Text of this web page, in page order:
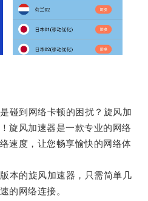
到网络卡顿的困扰？旋风加
旋风加速器是一款专业的网络
速度，让您畅享愉快的网络体
的旋风加速器，只需简单几
的网络连接。